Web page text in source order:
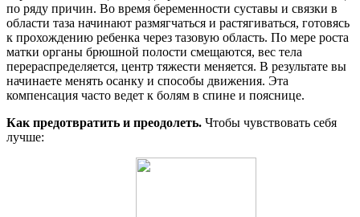
по ряду причин. Во время беременности суставы и связки в
области таза начинают размягчаться и растягиваться, готовясь
к прохождению ребенка через тазовую область. По мере роста
матки органы брюшной полости смещаются, вес тела
перераспределяется, центр тяжести меняется. В результате вы
начинаете менять осанку и способы движения. Эта
компенсация часто ведет к болям в спине и пояснице.
Как предотвратить и преодолеть. Чтобы чувствовать себя
лучше: